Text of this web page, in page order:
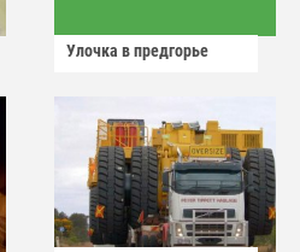
Улочка в предгорье